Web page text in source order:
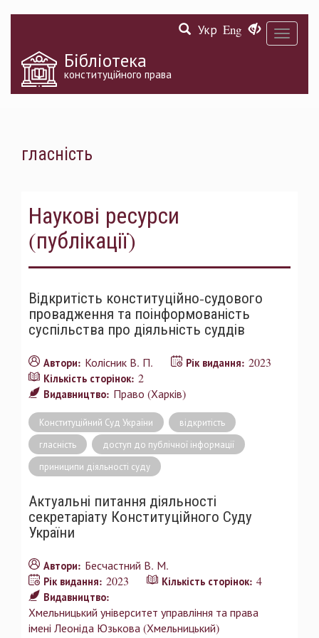
Toggle
Укр Eng
Бібліотека
конституційного права
гласність
Наукові ресурси
(публікації)
Відкритість конституційно-судового
провадження та поінформованість
суспільства про діяльність суддів
Автори: Колісник В. П. Рік видання: 2023
Кількість сторінок: 2
Видавництво: Право (Харків)
Конституційний Суд України
відкритість
гласність
доступ до публічної інформації
приниципи діяльності суду
Актуальні питання діяльності
секретаріату Конституційного Суду
України
Автори: Бесчастний В. М.
Рік видання: 2023 Кількість сторінок: 4
Видавництво:
Хмельницький університет управління та права
імені Леоніда Юзькова (Хмельницький)